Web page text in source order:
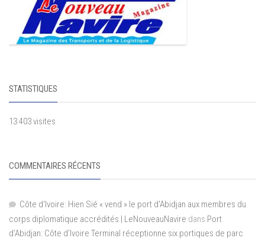
STATISTIQUES
13 403 visites
COMMENTAIRES RÉCENTS
Côte d'Ivoire: Hien Sié « vend » le port d'Abidjan aux membres du
corps diplomatique accrédités | LeNouveauNavire dans Port
d’Abidjan: Côte d’Ivoire Terminal réceptionne six portiques de parc